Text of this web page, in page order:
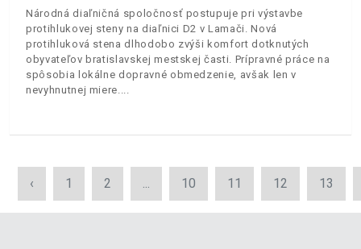
Národná diaľničná spoločnosť postupuje pri výstavbe
protihlukovej steny na diaľnici D2 v Lamači. Nová
protihluková stena dlhodobo zvýši komfort dotknutých
obyvateľov bratislavskej mestskej časti. Prípravné práce na
spôsobia lokálne dopravné obmedzenie, avšak len v
nevyhnutnej miere.
‹ 1 2 ... 10 11 12 13